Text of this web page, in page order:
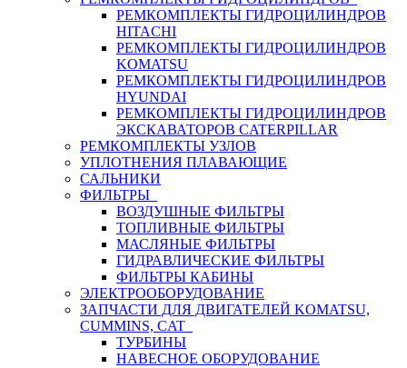
РЕМКОМПЛЕКТЫ ГИДРОЦИЛИНДРОВ
HITACHI
РЕМКОМПЛЕКТЫ ГИДРОЦИЛИНДРОВ
KOMATSU
РЕМКОМПЛЕКТЫ ГИДРОЦИЛИНДРОВ
HYUNDAI
РЕМКОМПЛЕКТЫ ГИДРОЦИЛИНДРОВ
ЭКСКАВАТОРОВ CATERPILLAR
РЕМКОМПЛЕКТЫ УЗЛОВ
УПЛОТНЕНИЯ ПЛАВАЮЩИЕ
САЛЬНИКИ
ФИЛЬТРЫ
ВОЗДУШНЫЕ ФИЛЬТРЫ
ТОПЛИВНЫЕ ФИЛЬТРЫ
МАСЛЯНЫЕ ФИЛЬТРЫ
ГИДРАВЛИЧЕСКИЕ ФИЛЬТРЫ
ФИЛЬТРЫ КАБИНЫ
ЭЛЕКТРООБОРУДОВАНИЕ
ЗАПЧАСТИ ДЛЯ ДВИГАТЕЛЕЙ KOMATSU,
CUMMINS, CAT
ТУРБИНЫ
НАВЕСНОЕ ОБОРУДОВАНИЕ